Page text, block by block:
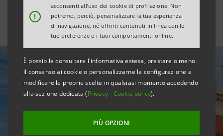
!
acconsenti all’uso dei cookie di profilazione. Non
potremo, perciò, personalizzare la tua esperienza
di navigazione, né offrirti contenuti in linea con le
tue preferenze o i tuoi comportamenti online.
È possibile consultare l'informativa estesa, prestare o meno
il consenso ai cookie o personalizzarne la configurazione e
modificare le proprie scelte in qualsiasi momento accedendo
alla sezione dedicata (Privacy- Cookie policy).
PIÙ OPZIONI